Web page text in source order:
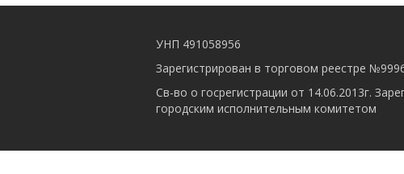
УНП 491058956
Зарегистрирован в торговом реестре
Св-во о госрегистрации от 14.06.2013г.
городским исполнительным комитетом